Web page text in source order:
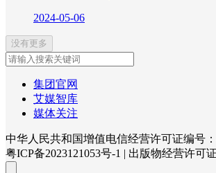
2024-05-06
没有更多
集团官网
艾媒智库
媒体关注
中华人民共和国增值电信经营许可证编号：
粤ICP备2023121053号-1 | 出版物经营许可